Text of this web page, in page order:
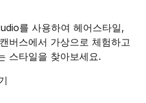
를 사용하여 헤어스타일,
버스에서 가상으로 체험하고
스타일을 찾아보세요.